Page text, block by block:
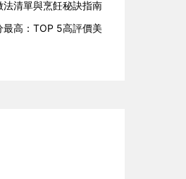
清單與烹飪秘訣指南
高：TOP 5高評價美